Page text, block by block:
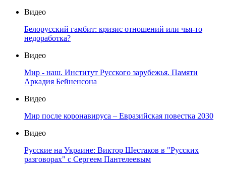
Видео
Белорусский гамбит: кризис отношений или чья-то
недоработка?
Видео
Мир - наш. Институт Русского зарубежья. Памяти
Аркадия Бейненсона
Видео
Мир после коронавируса – Евразийская повестка 2030
Видео
Русские на Украине: Виктор Шестаков в "Русских
разговорах" с Сергеем Пантелеевым